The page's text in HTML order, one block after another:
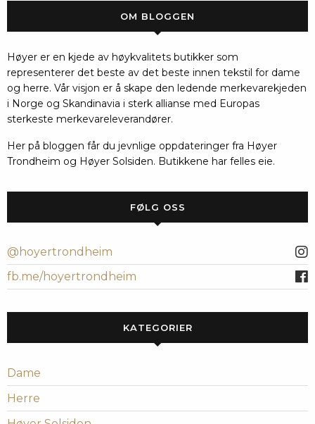
OM BLOGGEN
Høyer er en kjede av høykvalitets butikker som
representerer det beste av det beste innen tekstil for dame
og herre. Vår visjon er å skape den ledende merkevarekjeden
i Norge og Skandinavia i sterk allianse med Europas
sterkeste merkevareleverandører.
Her på bloggen får du jevnlige oppdateringer fra Høyer
Trondheim og Høyer Solsiden. Butikkene har felles eie.
FØLG OSS
@hoyertrondheim
fb.me/hoyertrondheim
KATEGORIER
Dame
Herre